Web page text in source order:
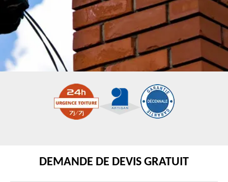
DEMANDE DE DEVIS GRATUIT